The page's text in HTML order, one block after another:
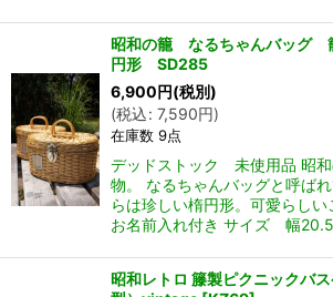
昭和の籠 なるちゃんバッグ
円形 SD285
6,900円(税別)
(税込: 7,590円)
在庫数 9点
デッドストック 未使用品 昭
物。 なるちゃんバッグと呼ば
らは珍しい楕円形。可愛らしい
お名前入れ付き サイズ 幅
昭和レトロ 籐製ピクニックバ